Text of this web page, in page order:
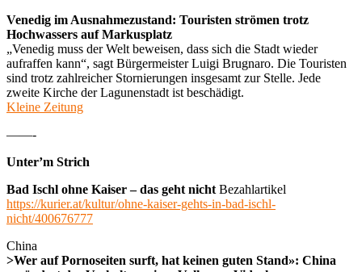
Venedig im Ausnahmezustand: Touristen strömen trotz
Hochwassers auf Markusplatz
„Venedig muss der Welt beweisen, dass sich die Stadt wieder
aufraffen kann“, sagt Bürgermeister Luigi Brugnaro. Die Touristen
sind trotz zahlreicher Stornierungen insgesamt zur Stelle. Jede
zweite Kirche der Lagunenstadt ist beschädigt.
Kleine Zeitung
——-
Unter’m Strich
Bad Ischl ohne Kaiser – das geht nicht Bezahlartikel
https://kurier.at/kultur/ohne-kaiser-gehts-in-bad-ischl-
nicht/400676777
China
>Wer auf Pornoseiten surft, hat keinen guten Stand»: China